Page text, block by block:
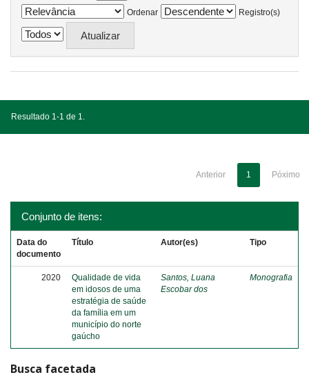
Ordenar
Registro(s)
Resultado 1-1 de 1.
Anterior 1 Póximo
Conjunto de itens:
Data do
documento
Título Autor(es) Tipo
2020
Qualidade de vida
em idosos de uma
estratégia de saúde
da família em um
município do norte
gaúcho
Santos, Luana
Escobar dos
Monografia
Busca facetada